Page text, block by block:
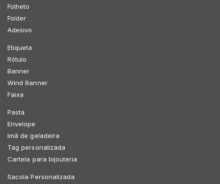
Folheto
Folder
Adesivo
Etiqueta
Rótulo
Banner
Wind Banner
Faixa
Pasta
Envelope
Imã de geladeira
Tag personalizada
Cartela para bijouteria
Sacola Personalizada